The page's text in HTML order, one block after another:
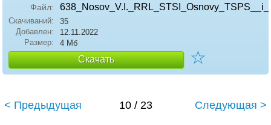
Файл:
Скачиваний:
35
Добавлен:
12.11.2022
Размер:
4 Мб
Скачать ☆
< Предыдущая 10 / 23 Следующая >